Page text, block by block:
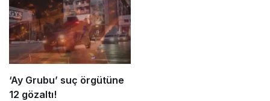
‘Ay Grubu’ suç örgütüne
12 gözaltı!